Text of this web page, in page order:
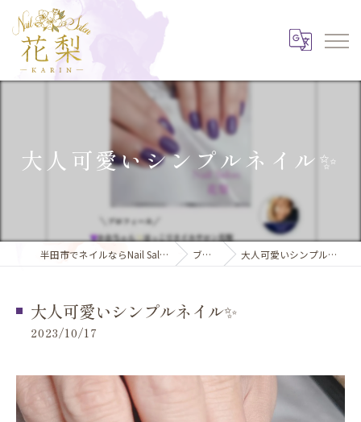
大人可愛いシンプルネイル✨️
半田市でネイルならNail Salon 花梨 ブログ 大人可愛いシンプルネイル✨️
大人可愛いシンプルネイル✨️
2023/10/17